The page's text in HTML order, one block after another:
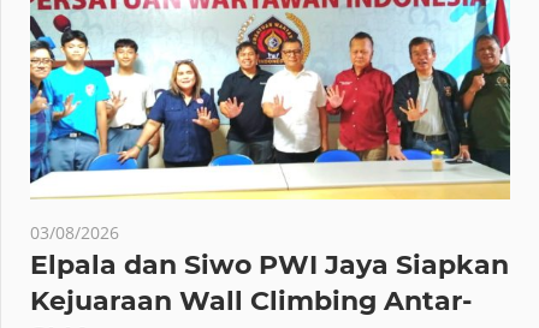
03/08/2026
Elpala dan Siwo PWI Jaya Siapkan
Kejuaraan Wall Climbing Antar-